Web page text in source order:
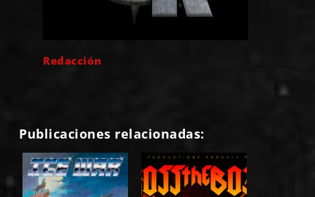
Redacción
Publicaciones relacionadas: